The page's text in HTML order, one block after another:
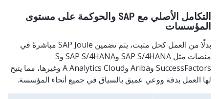
التكامل الأصلي مع SAP والحوكمة على مستوى
المؤسسات
بدلًا من العمل كحل مثبت، يتم تضمين SAP Joule مباشرةً في
منصات مثل SAP S/4HANA وSAP S/4HANA وS
SuccessFactors وAriba وA Analytics Cloud وغيرها، مما يتيح
لها العمل بدقة ووعي عميق بالسياق في جميع أنحاء المؤسسة.